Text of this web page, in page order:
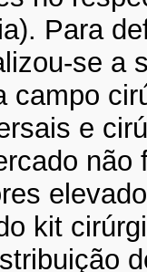
Para
se a
campo
e
não
kit